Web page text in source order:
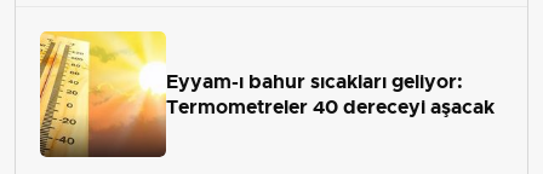
Eyyam-ı bahur sıcakları geliyor:
Termometreler 40 dereceyi aşacak